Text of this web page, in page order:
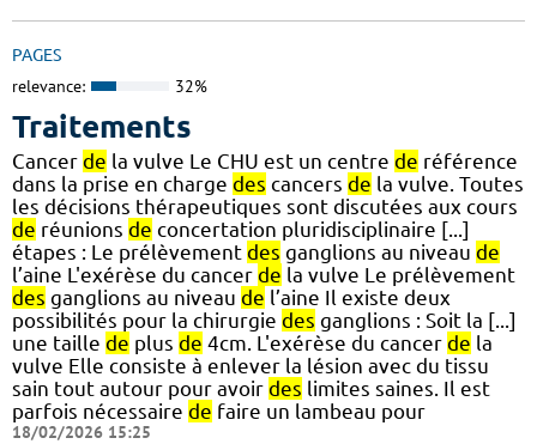
PAGES
relevance: 32%
Traitements
Cancer de la vulve Le CHU est un centre de référence
dans la prise en charge des cancers de la vulve. Toutes
les décisions thérapeutiques sont discutées aux cours
de réunions de concertation pluridisciplinaire [...]
étapes : Le prélèvement des ganglions au niveau de
l’aine L'exérèse du cancer de la vulve Le prélèvement
des ganglions au niveau de l’aine Il existe deux
possibilités pour la chirurgie des ganglions : Soit la [...]
une taille de plus de 4cm. L'exérèse du cancer de la
vulve Elle consiste à enlever la lésion avec du tissu
sain tout autour pour avoir des limites saines. Il est
parfois nécessaire de faire un lambeau pour
18/02/2026 15:25